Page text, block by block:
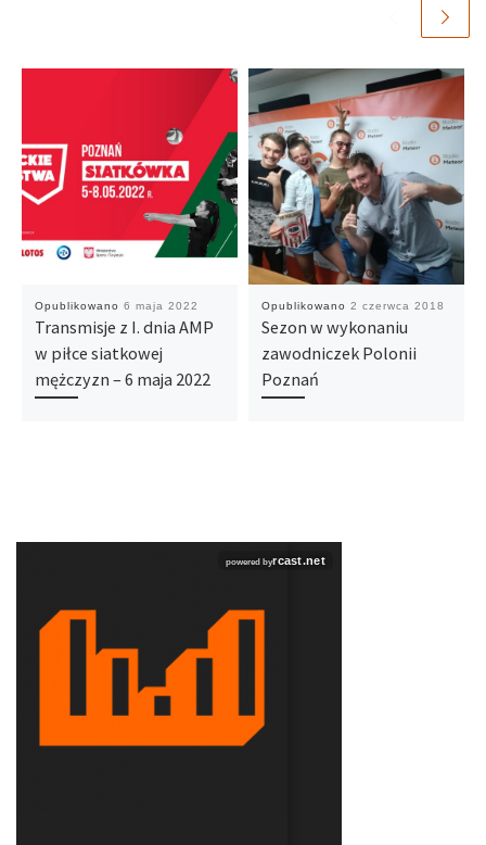
Opublikowano 6 maja 2022
Transmisje z I. dnia AMP
w piłce siatkowej
mężczyzn – 6 maja 2022
Opublikowano 2 czerwca 2018
Sezon w wykonaniu
zawodniczek Polonii
Poznań